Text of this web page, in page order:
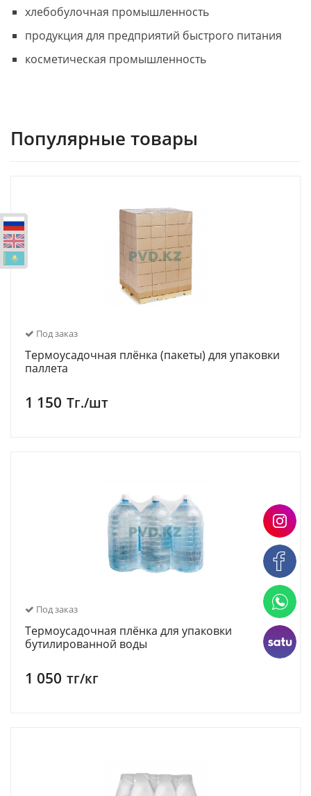
хлебобулочная промышленность
продукция для предприятий быстрого питания
косметическая промышленность
Популярные товары
Под заказ
Термоусадочная плёнка (пакеты) для упаковки
паллета
1 150 Тг./шт
Под заказ
Термоусадочная плёнка для упаковки
бутилированной воды
1 050 тг/кг